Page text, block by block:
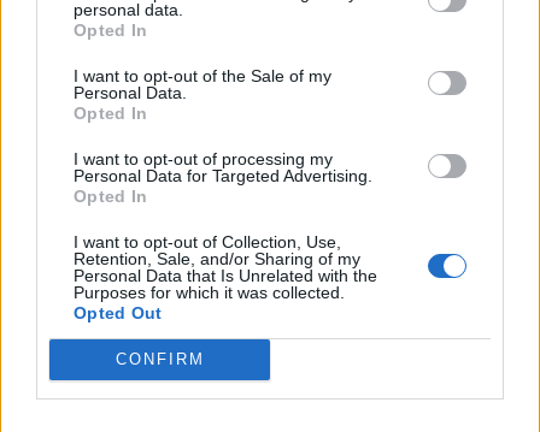
personal data.
Opted In
I want to opt-out of the Sale of my
Personal Data.
Opted In
I want to opt-out of processing my
Personal Data for Targeted Advertising.
Opted In
I want to opt-out of Collection, Use,
Retention, Sale, and/or Sharing of my
Personal Data that Is Unrelated with the
Purposes for which it was collected.
Opted Out
CONFIRM
A keresett cikk a portfolio.hu hírarchívumához
tartozik, melynek olvasása előfizetéses
regisztrációhoz kötött.
Az előfizetés a következőket tartalmazza:
Kötéslisták: BÉT elmúlt 2 év napon belüli
kötéslistái
Előfizetés